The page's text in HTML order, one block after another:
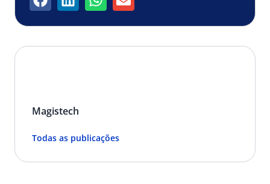
Magistech
Todas as publicações